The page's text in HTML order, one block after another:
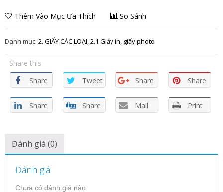
Thêm Vào Mục Ưa Thích So Sánh
Danh mục: 2. GIẤY CÁC LOẠI,2.1 Giấy in, giấy photo
Share this
Share
Tweet Share Share
Share Share Mail Print
Đánh giá (0)
Đánh giá
Chưa có đánh giá nào.